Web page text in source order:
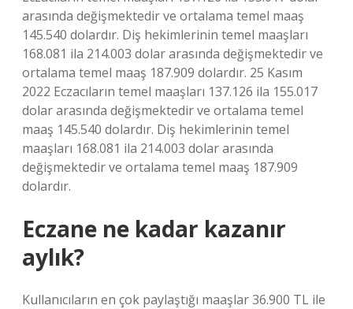
arasında değişmektedir ve ortalama temel maaş
145.540 dolardır. Diş hekimlerinin temel maaşları
168.081 ila 214.003 dolar arasında değişmektedir ve
ortalama temel maaş 187.909 dolardır. 25 Kasım
2022 Eczacıların temel maaşları 137.126 ila 155.017
dolar arasında değişmektedir ve ortalama temel
maaş 145.540 dolardır. Diş hekimlerinin temel
maaşları 168.081 ila 214.003 dolar arasında
değişmektedir ve ortalama temel maaş 187.909
dolardır.
Eczane ne kadar kazanır
aylık?
Kullanıcıların en çok paylaştığı maaşlar 36.900 TL ile